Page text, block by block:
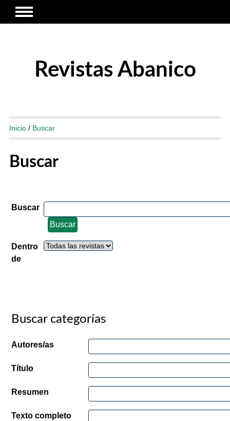
Revistas Abanico
Inicio/ Buscar
Buscar
Buscar
Dentro
de
Buscar categorías
Autores/as
Título
Resumen
Texto completo